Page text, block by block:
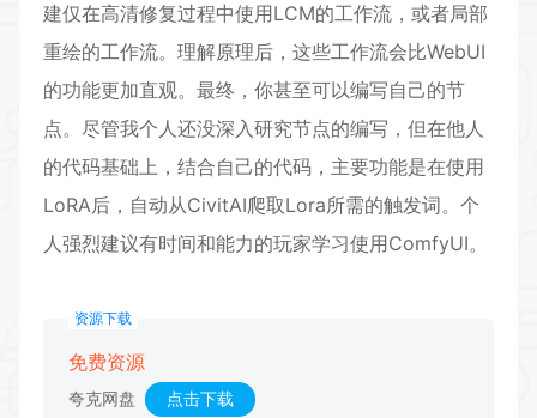
建仅在高清修复过程中使用LCM的工作流，或者局部
重绘的工作流。理解原理后，这些工作流会比WebUI
的功能更加直观。最终，你甚至可以编写自己的节
点。尽管我个人还没深入研究节点的编写，但在他人
的代码基础上，结合自己的代码，主要功能是在使用
LoRA后，自动从CivitAI爬取Lora所需的触发词。个
人强烈建议有时间和能力的玩家学习使用ComfyUI。
资源下载
免费资源
夸克网盘
点击下载